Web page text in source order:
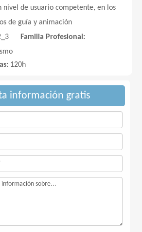
nivel de usuario competente, en los
de guía y animación
Familia Profesional:
120h
información gratis